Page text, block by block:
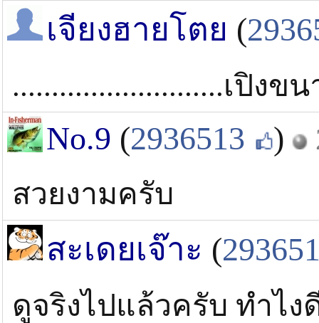
เจียงฮายโตย (
...........................เปิงข
No.9 (2936513 )
สวยงามครับ
สะเดยเจ๊าะ (
ดูจริงไปแล้วครับ ทำไง